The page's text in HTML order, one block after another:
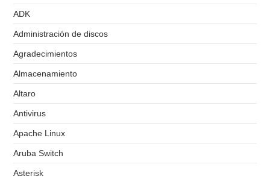
ADK
Administración de discos
Agradecimientos
Almacenamiento
Altaro
Antivirus
Apache Linux
Aruba Switch
Asterisk